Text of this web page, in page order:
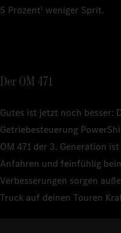
5 Prozent1 weniger Sprit.
Der OM 471
Gutes ist jetzt noch besser:
Getriebesteuerung
OM 471 der 3. Generation
Anfahren und feinfühlig
Verbesserungen sorgen
Truck auf deinen Touren